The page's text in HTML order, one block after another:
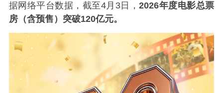
据网络平台数据，截至4月3日，2026年度电影总票
房（含预售）突破120亿元。